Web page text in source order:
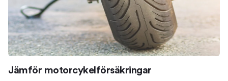
Jämför motorcykelförsäkringar